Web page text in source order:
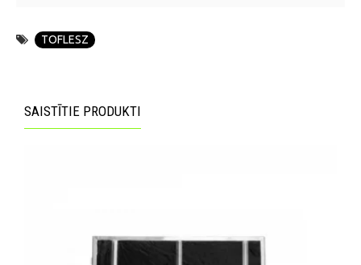
TOFLESZ
SAISTĪTIE PRODUKTI